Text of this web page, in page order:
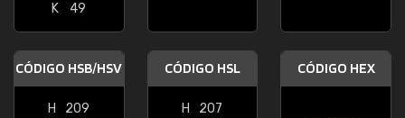
K
49
CÓDIGO HSB/HSV
H
209
CÓDIGO HSL
H
207
CÓDIGO HEX